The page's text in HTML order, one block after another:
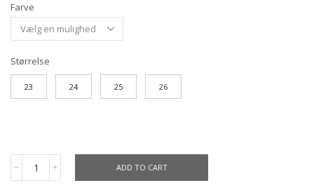
Farve
Størrelse
23 24 25 26
ADD TO CART